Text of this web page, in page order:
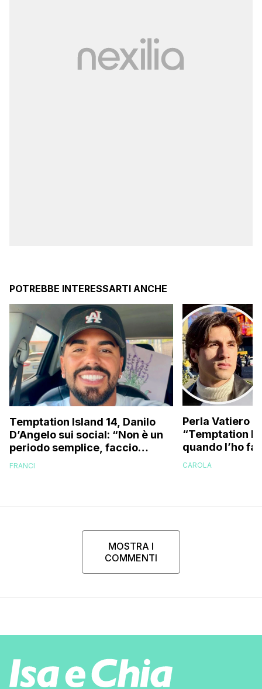
POTREBBE INTERESSARTI ANCHE
Temptation Island 14, Danilo
D’Angelo sui social: “Non è un
periodo semplice, faccio
fatica…”
FRANCI
Perla Vatiero
“Temptation
quando l’ho
a guardarlo
CAROLA
MOSTRA I
COMMENTI